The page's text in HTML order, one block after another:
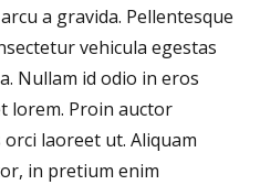
a gravida. Pellentesque
vehicula egestas
Nullam id odio in eros
lorem. Proin auctor
laoreet ut. Aliquam
in pretium enim